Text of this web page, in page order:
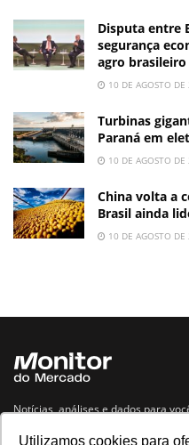
Utilizamos cookies para
Disputa entre
segurança
agro brasileiro
10 DE AGOSTO
Turbinas
Paraná em
10 DE AGOSTO
China volta a
Brasil ainda
10 DE AGOSTO
Notícias, análises e dados para